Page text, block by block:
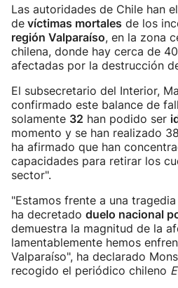
Las autoridades de Chile han
de víctimas mortales de los
región Valparaíso, en la zona
chilena, donde hay cerca de
afectadas por la destrucción
El subsecretario del Interior,
confirmado este balance de
solamente 32 han podido ser
momento y se han realizado
ha afirmado que han
capacidades para retirar los
sector".
"Estamos frente a una
ha decretado duelo nacional
demuestra la magnitud de la
lamentablemente hemos
Valparaíso", ha declarado
recogido el periódico chileno